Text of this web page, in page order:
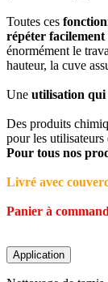
Toutes ces
répéter facilement
énormément le
hauteur, la cuve
Une utilisation qui
Des produits
pour les utilisateurs
Pour tous nos
Livré avec
Panier à
Application